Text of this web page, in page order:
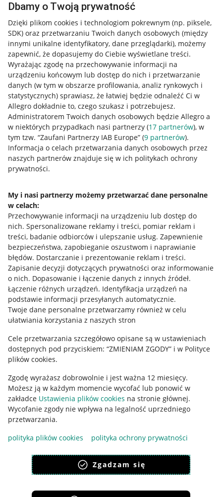
Dbamy o Twoją prywatność
Dzięki plikom cookies i technologiom pokrewnym (np. piksele,
SDK) oraz przetwarzaniu Twoich danych osobowych (między
innymi unikalne identyfikatory, dane przeglądarki), możemy
zapewnić, że dopasujemy do Ciebie wyświetlane treści.
Wyrażając zgodę na przechowywanie informacji na
urządzeniu końcowym lub dostęp do nich i przetwarzanie
danych (w tym w obszarze profilowania, analiz rynkowych i
statystycznych) sprawiasz, że łatwiej będzie odnaleźć Ci w
Allegro dokładnie to, czego szukasz i potrzebujesz.
Administratorem Twoich danych osobowych będzie Allegro a
w niektórych przypadkach nasi partnerzy (17 partnerów), w
tym tzw. “Zaufani Partnerzy IAB Europe” (9 partnerów).
Informacja o celach przetwarzania danych osobowych przez
naszych partnerów znajduje się w ich politykach ochrony
prywatności.
My i nasi partnerzy możemy przetwarzać dane personalne
w celach:
Przechowywanie informacji na urządzeniu lub dostęp do
nich. Spersonalizowane reklamy i treści, pomiar reklam i
treści, badanie odbiorców i ulepszanie usług. Zapewnienie
bezpieczeństwa, zapobieganie oszustwom i naprawianie
błędów. Dostarczanie i prezentowanie reklam i treści.
Zapisanie decyzji dotyczących prywatności oraz informowanie
o nich. Dopasowanie i łączenie danych z innych źródeł.
Łączenie różnych urządzeń. Identyfikacja urządzeń na
podstawie informacji przesyłanych automatycznie.
Twoje dane personalne przetwarzamy również w celu
ułatwiania korzystania z naszych stron
Cele przetwarzania szczegółowo opisane są w ustawieniach
dostępnych pod przyciskiem: “ZMIENIAM ZGODY” i w Polityce
plików cookies.
Zgodę wyrażasz dobrowolnie i jest ważna 12 miesięcy.
Możesz ją w każdym momencie wycofać lub ponowić w
zakładce Ustawienia plików cookies na stronie głównej.
Wycofanie zgody nie wpływa na legalność uprzedniego
przetwarzania.
polityka plików cookies
polityka ochrony prywatności
Zgadzam się
Przydatne informacje
Jak to działa
Allegro Gadane dla sprzedających
Allegro Gadane dla kupujących
Mapa miejscowości
Informacje prawne
Regulamin
Polityka plików "cookies"
Ustawienia plików "cookies"
Udostępnianie lokalizacji
Informacje dla Aktu o Usługach Cyfrowych
Pobierz aplikację